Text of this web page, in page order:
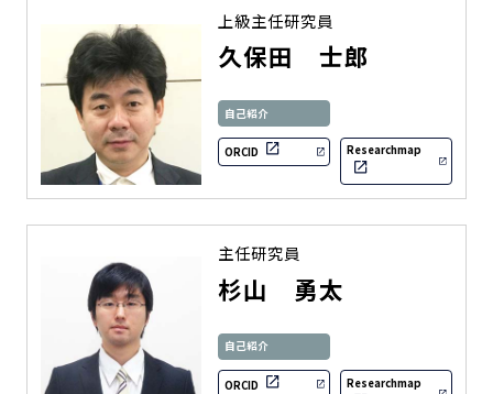
上級主任研究員
久保田 士郎
自己紹介
ORCID Researchmap
主任研究員
杉山 勇太
自己紹介
ORCID Researchmap